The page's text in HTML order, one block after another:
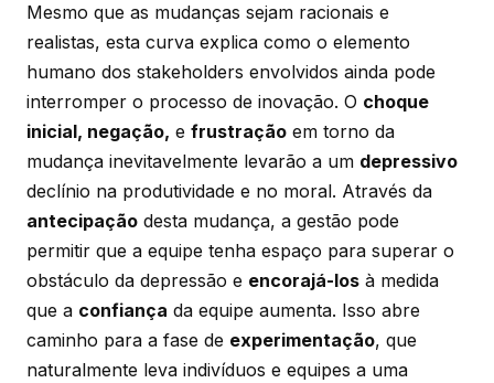
Mesmo que as mudanças sejam racionais e
realistas, esta curva explica como o elemento
humano dos stakeholders envolvidos ainda pode
interromper o processo de inovação. O choque
inicial, negação, e frustração em torno da
mudança inevitavelmente levarão a um depressivo
declínio na produtividade e no moral. Através da
antecipação desta mudança, a gestão pode
permitir que a equipe tenha espaço para superar o
obstáculo da depressão e encorajá-los à medida
que a confiança da equipe aumenta. Isso abre
caminho para a fase de experimentação, que
naturalmente leva indivíduos e equipes a uma